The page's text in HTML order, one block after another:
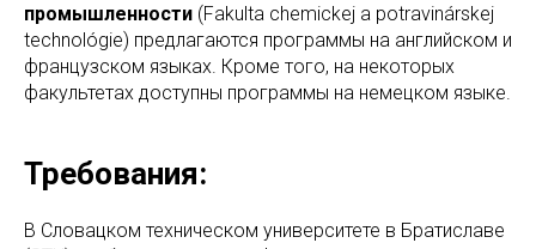
промышленности (Fakulta chemickej a potravinárskej
technológie) предлагаются программы на английском и
французском языках. Кроме того, на некоторых
факультетах доступны программы на немецком языке.
Требования:
В Словацком техническом университете в Братиславе